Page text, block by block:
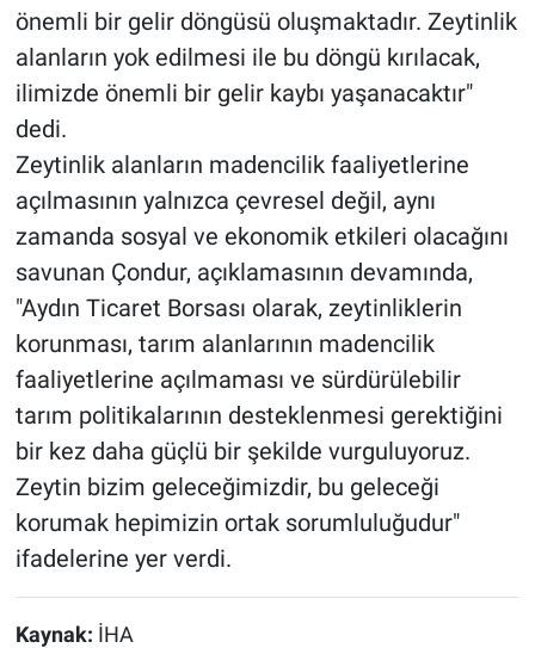
önemli bir gelir döngüsü oluşmaktadır. Zeytinlik
alanların yok edilmesi ile bu döngü kırılacak,
ilimizde önemli bir gelir kaybı yaşanacaktır"
dedi.
Zeytinlik alanların madencilik faaliyetlerine
açılmasının yalnızca çevresel değil, aynı
zamanda sosyal ve ekonomik etkileri olacağını
savunan Çondur, açıklamasının devamında,
"Aydın Ticaret Borsası olarak, zeytinliklerin
korunması, tarım alanlarının madencilik
faaliyetlerine açılmaması ve sürdürülebilir
tarım politikalarının desteklenmesi gerektiğini
bir kez daha güçlü bir şekilde vurguluyoruz.
Zeytin bizim geleceğimizdir, bu geleceği
korumak hepimizin ortak sorumluluğudur"
ifadelerine yer verdi.
Kaynak: İHA